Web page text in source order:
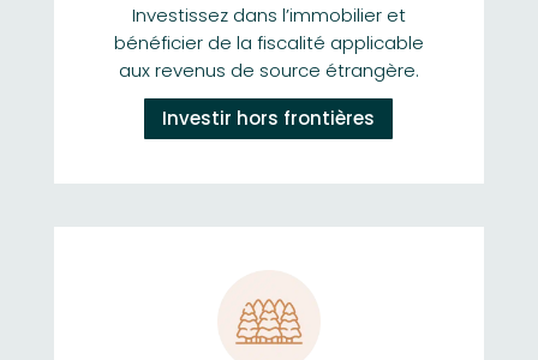
Investissez dans l’immobilier et
bénéficier de la fiscalité applicable
aux revenus de source étrangère.
Investir hors frontières